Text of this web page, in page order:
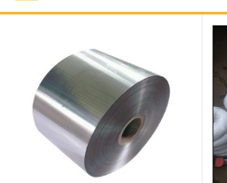
89,000—95,000
2#锑 85,000—91,000
1#镁 17,000—18,000
18,900—19,100